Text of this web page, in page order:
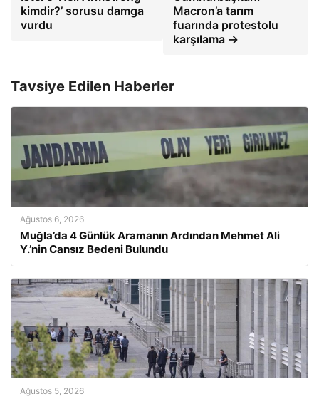
kimdir?’ sorusu damga
vurdu
Macron’a tarım
fuarında protestolu
karşılama →
Tavsiye Edilen Haberler
Ağustos 6, 2026
Muğla’da 4 Günlük Aramanın Ardından Mehmet Ali
Y.’nin Cansız Bedeni Bulundu
Ağustos 5, 2026